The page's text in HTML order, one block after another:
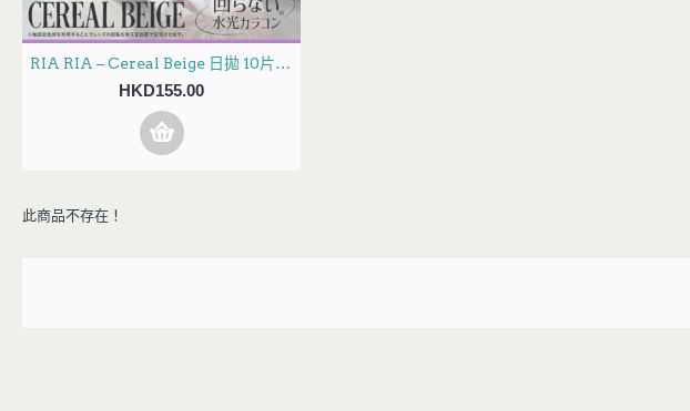
RIA RIA – Cereal Beige 日拋 10片裝 (門市現貨)
HKD155.00
此商品不存在！